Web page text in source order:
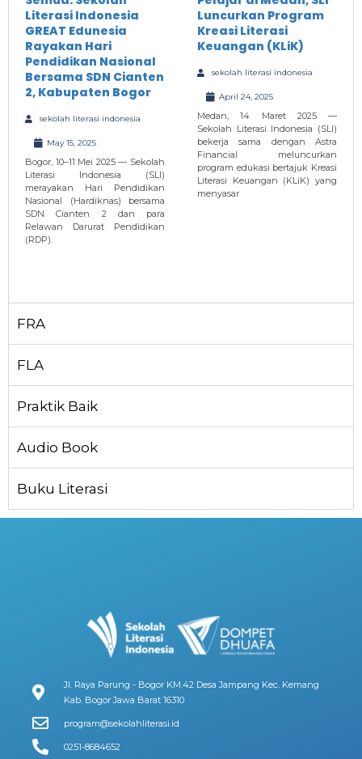
Literasi Indonesia
GREAT Edunesia
Rayakan Hari
Pendidikan Nasional
Bersama SDN Cianten
2, Kabupaten Bogor
sekolah literasi indonesia
May 15, 2025
Bogor, 10–11 Mei 2025 — Sekolah
Literasi Indonesia (SLI)
merayakan Hari Pendidikan
Nasional (Hardiknas) bersama
SDN Cianten 2 dan para
Relawan Darurat Pendidikan
(RDP).
Luncurkan Program
Kreasi Literasi
Keuangan (KLiK)
sekolah literasi indonesia
April 24, 2025
Medan, 14 Maret 2025 —
Sekolah Literasi Indonesia (SLI)
bekerja sama dengan Astra
Financial meluncurkan
program edukasi bertajuk Kreasi
Literasi Keuangan (KLiK) yang
menyasar
FRA
FLA
Praktik Baik
Audio Book
Buku Literasi
Jl. Raya Parung - Bogor KM.42 Desa Jampang Kec. Kemang
Kab. Bogor Jawa Barat 16310
program@sekolahliterasi.id
0251-8684652